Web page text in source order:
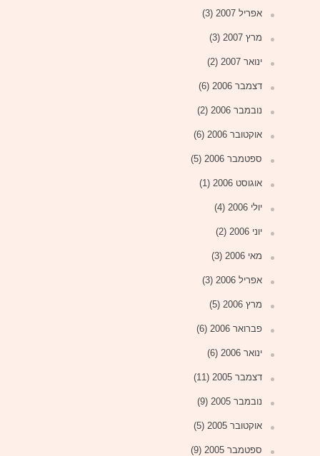
אפריל 2007 (3)
מרץ 2007 (3)
ינואר 2007 (2)
דצמבר 2006 (6)
נובמבר 2006 (2)
אוקטובר 2006 (6)
ספטמבר 2006 (5)
אוגוסט 2006 (1)
יולי 2006 (4)
יוני 2006 (2)
מאי 2006 (3)
אפריל 2006 (3)
מרץ 2006 (5)
פברואר 2006 (6)
ינואר 2006 (6)
דצמבר 2005 (11)
נובמבר 2005 (9)
אוקטובר 2005 (5)
ספטמבר 2005 (9)